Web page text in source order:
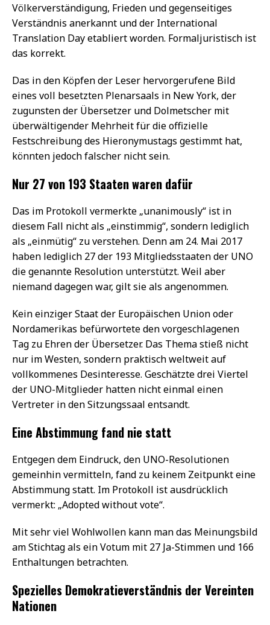
Völkerverständigung, Frieden und gegenseitiges
Verständnis anerkannt und der International
Translation Day etabliert worden. Formaljuristisch ist
das korrekt.
Das in den Köpfen der Leser hervorgerufene Bild
eines voll besetzten Plenarsaals in New York, der
zugunsten der Übersetzer und Dolmetscher mit
überwältigender Mehrheit für die offizielle
Festschreibung des Hieronymustags gestimmt hat,
könnten jedoch falscher nicht sein.
Nur 27 von 193 Staaten waren dafür
Das im Protokoll vermerkte „unanimously“ ist in
diesem Fall nicht als „einstimmig“, sondern lediglich
als „einmütig“ zu verstehen. Denn am 24. Mai 2017
haben lediglich 27 der 193 Mitgliedsstaaten der UNO
die genannte Resolution unterstützt. Weil aber
niemand dagegen war, gilt sie als angenommen.
Kein einziger Staat der Europäischen Union oder
Nordamerikas befürwortete den vorgeschlagenen
Tag zu Ehren der Übersetzer. Das Thema stieß nicht
nur im Westen, sondern praktisch weltweit auf
vollkommenes Desinteresse. Geschätzte drei Viertel
der UNO-Mitglieder hatten nicht einmal einen
Vertreter in den Sitzungssaal entsandt.
Eine Abstimmung fand nie statt
Entgegen dem Eindruck, den UNO-Resolutionen
gemeinhin vermitteln, fand zu keinem Zeitpunkt eine
Abstimmung statt. Im Protokoll ist ausdrücklich
vermerkt: „Adopted without vote“.
Mit sehr viel Wohlwollen kann man das Meinungsbild
am Stichtag als ein Votum mit 27 Ja-Stimmen und 166
Enthaltungen betrachten.
Spezielles Demokratieverständnis der Vereinten
Nationen